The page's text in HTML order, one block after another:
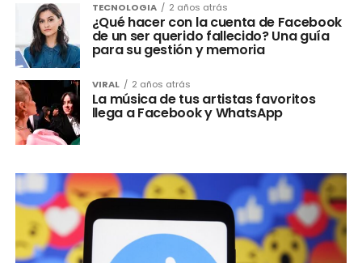
TECNOLOGIA 2 años atrás
¿Qué hacer con la cuenta de Facebook
de un ser querido fallecido? Una guía
para su gestión y memoria
VIRAL 2 años atrás
La música de tus artistas favoritos
llega a Facebook y WhatsApp